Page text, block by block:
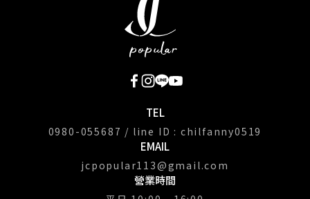
TEL
0980-055687 / line ID : chilfanny0519
EMAIL
jcpopular113@gmail.com
營業時間